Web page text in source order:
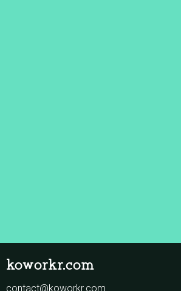
koworkr.com
contact@koworkr.com